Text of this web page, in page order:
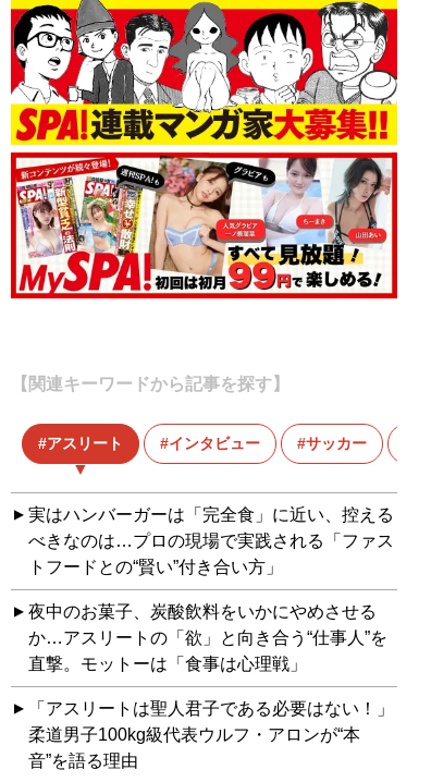
【関連キーワードから記事を探す】
アスリート インタビュー サッカー
実はハンバーガーは「完全食」に近い、控える
べきなのは…プロの現場で実践される「ファス
トフードとの“賢い”付き合い方」
夜中のお菓子、炭酸飲料をいかにやめさせる
か…アスリートの「欲」と向き合う“仕事人”を
直撃。モットーは「食事は心理戦」
「アスリートは聖人君子である必要はない！」
柔道男子100kg級代表ウルフ・アロンが“本
音”を語る理由